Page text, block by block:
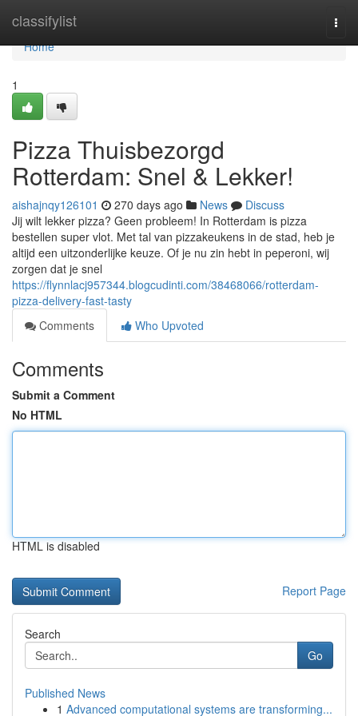
classifylist
Home
Home
1
Pizza Thuisbezorgd
Rotterdam: Snel & Lekker!
aishajnqy126101 270 days ago News
Discuss
Jij wilt lekker pizza? Geen probleem! In Rotterdam is pizza
bestellen super vlot. Met tal van pizzakeukens in de stad, heb je
altijd een uitzonderlijke keuze. Of je nu zin hebt in peperoni, wij
zorgen dat je snel
https://flynnlacj957344.blogcudinti.com/38468066/rotterdam-
pizza-delivery-fast-tasty
Comments
Who Upvoted
Comments
Submit a Comment
No HTML
HTML is disabled
Report Page
Search
Go
Published News
1 Advanced computational systems are transforming...